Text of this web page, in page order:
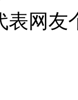
表网友